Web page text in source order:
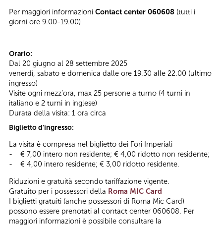
Per maggiori informazioni Contact center 060608 (tutti i
giorni ore 9.00-19.00)
Orario:
Dal 20 giugno al 28 settembre 2025
venerdì, sabato e domenica dalle ore 19.30 alle 22.00 (ultimo
ingresso)
Visite ogni mezz’ora, max 25 persone a turno (4 turni in
italiano e 2 turni in inglese)
Durata della visita: 1 ora circa
Biglietto d'ingresso:
La visita è compresa nel biglietto dei Fori Imperiali
- € 7,00 intero non residente; € 4,00 ridotto non residente;
- € 4,00 intero residente; € 3,00 ridotto residente.
Riduzioni e gratuità secondo tariffazione vigente.
Gratuito per i possessori della Roma MIC Card
I biglietti gratuiti (anche possessori di Roma Mic Card)
possono essere prenotati al contact center 060608. Per
maggiori informazioni è possibile consultare la